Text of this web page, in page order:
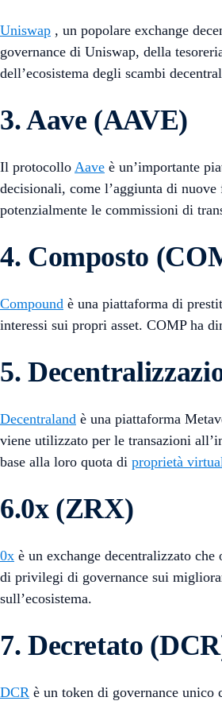
Uniswap , un popolare exchange
governance di Uniswap, della
dell’ecosistema degli scambi
3. Aave (AAVE)
Il protocollo Aave è un’importante
decisionali, come l’aggiunta di
potenzialmente le commissioni di
4. Composto
Compound è una piattaforma di
interessi sui propri asset. COMP ha
5.
Decentraland è una piattaforma
viene utilizzato per le transazioni
base alla loro quota di proprietà
6.0x (ZRX)
0x è un exchange decentralizzato
di privilegi di governance sui
sull’ecosistema.
7. Decretato
DCR è un token di governance unico